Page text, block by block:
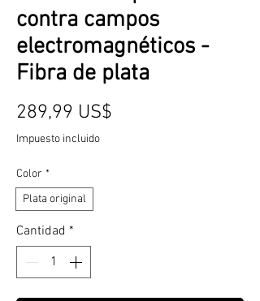
contra campos
electromagnéticos -
Fibra de plata
289,99 US$
Impuesto incluido
Color *
Plata original
Cantidad *